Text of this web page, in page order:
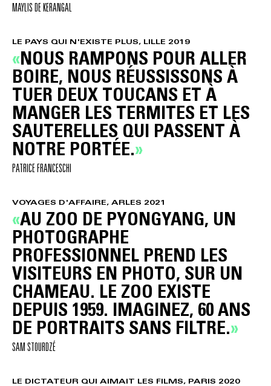
MAYLIS DE KERANGAL
LE PAYS QUI N'EXISTE PLUS, LILLE 2019
NOUS RAMPONS POUR ALLER
BOIRE, NOUS RÉUSSISSONS À
TUER DEUX TOUCANS ET À
MANGER LES TERMITES ET LES
SAUTERELLES QUI PASSENT À
NOTRE PORTÉE.
PATRICE FRANCESCHI
VOYAGES D'AFFAIRE, ARLES 2021
AU ZOO DE PYONGYANG, UN
PHOTOGRAPHE
PROFESSIONNEL PREND LES
VISITEURS EN PHOTO, SUR UN
CHAMEAU. LE ZOO EXISTE
DEPUIS 1959. IMAGINEZ, 60 ANS
DE PORTRAITS SANS FILTRE.
SAM STOURDZÉ
LE DICTATEUR QUI AIMAIT LES FILMS, PARIS 2020